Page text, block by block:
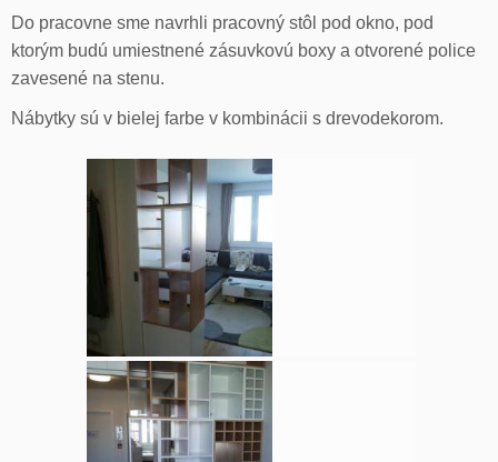
Do pracovne sme navrhli pracovný stôl pod okno, pod
ktorým budú umiestnené zásuvkovú boxy a otvorené police
zavesené na stenu.
Nábytky sú v bielej farbe v kombinácii s drevodekorom.